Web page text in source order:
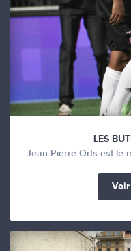
LES
Jean-Pierre Orts est le